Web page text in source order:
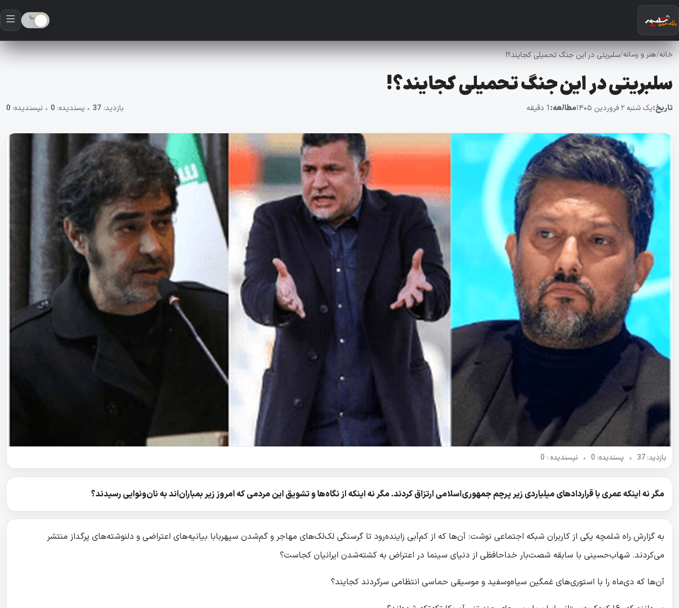
خانه/هنر و رسانه/سلبریتی‌ در این جنگ تحمیلی کجایند؟!
سلبریتی‌ در این جنگ تحمیلی کجایند؟!
تاریخ:یک شنبه ۲ فروردین ۱۴۰۵ مطالعه:1 دقیقه بازدید: 37
• پسندیده: 0
• نپسندیده: 0
بازدید: 37 • پسندیده: 0 • نپسندیده‌ : 0
مگر نه اینکه عمری با قراردادهای میلیاردی زیر پرچم جمهوری‌اسلامی ارتزاق کردند. مگر نه اینکه از نگاه‌ها و تشویق این مردمی که امروز زیر بمباران‌اند به نان‌ونوایی رسیدند؟
به گزارش راه شلمچه یکی از کاربران شبکه اجتماعی نوشت: آن‌ها که از کم‌آبی زاینده‌رود تا گرسنگی لک‌لک‌های مهاجر و گم‌شدن سپهربابا بیانیه‌های اعتراضی و دلنوشته‌های پرگداز منتشر
می‌کردند. شهاب‌حسینی با سابقه شصت‌بار خداحافظی از دنیای سینما در اعتراض به کشته‌شدن ایرانیان کجاست؟
آن‌ها که دی‌ماه را با استوری‌های غمگین سیاه‌وسفید و موسیقی حماسی انتظامی سرکردند کجایند؟